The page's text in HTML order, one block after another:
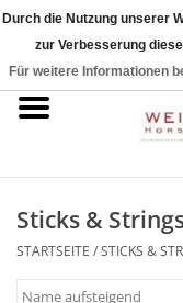
Startseite
Halfter & Seile
Sticks & Strings
Sticks &
STARTSEITE /STICKS &
Durch die Nutzung unserer
zur Verbesserung
Für weitere Informationen